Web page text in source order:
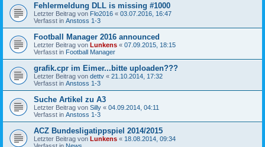
Fehlermeldung DLL is missing #1000
Letzter Beitrag von Flo2016 « 03.07.2016, 16:47
Verfasst in Anstoss 1-3
Football Manager 2016 announced
Letzter Beitrag von Lunkens « 07.09.2015, 18:15
Verfasst in Football Manager
grafik.cpr im Eimer...bitte uploaden???
Letzter Beitrag von dettv « 21.10.2014, 17:32
Verfasst in Anstoss 1-3
Suche Artikel zu A3
Letzter Beitrag von Silly « 04.09.2014, 04:11
Verfasst in Anstoss 1-3
ACZ Bundesligatippspiel 2014/2015
Letzter Beitrag von Lunkens « 18.08.2014, 09:34
Verfasst in News